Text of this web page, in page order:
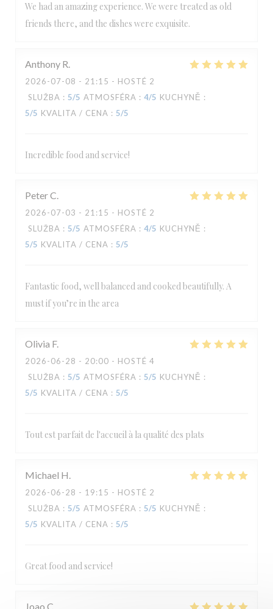
We had an amazing experience. We were treated as old
friends there, and the dishes were exquisite.
Anthony R
2026-07-08 - 21:15 - HOSTÉ 2
SLUŽBA : 5/5 ATMOSFÉRA : 4/5 KUCHYNĚ :
5/5 KVALITA / CENA : 5/5
Incredible food and service!
PeterC
2026-07-03 - 21:15 - HOSTÉ 2
SLUŽBA : 5/5 ATMOSFÉRA : 4/5 KUCHYNĚ :
5/5 KVALITA / CENA : 5/5
Fantastic food, well balanced and cooked beautifully. A
must if you’re in the area
Olivia F
2026-06-28 - 20:00 - HOSTÉ 4
SLUŽBA : 5/5 ATMOSFÉRA : 5/5 KUCHYNĚ :
5/5 KVALITA / CENA : 5/5
Tout est parfait de l'accueil à la qualité des plats
Michael H
2026-06-28 - 19:15 - HOSTÉ 2
SLUŽBA : 5/5 ATMOSFÉRA : 5/5 KUCHYNĚ :
5/5 KVALITA / CENA : 5/5
Great food and service!
Joao C